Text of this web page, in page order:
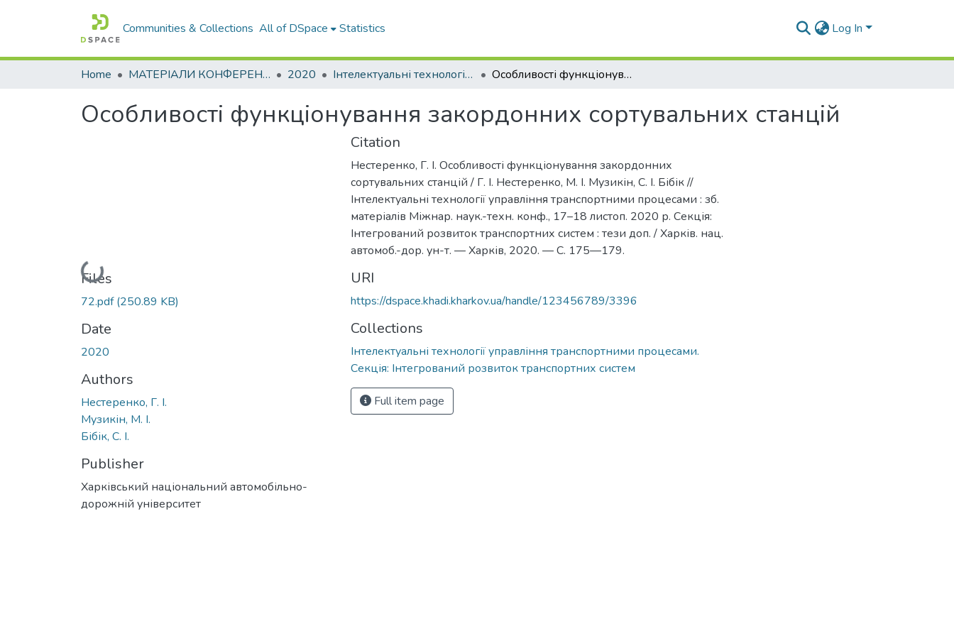
Communities & Collections All of DSpace Statistics Log In
Home МАТЕРІАЛИ КОНФЕРЕНЦІЙ 2020 Інтелектуальні технології управління транспортними процесами. Секція: Інтегрований розвиток транспортних систем Особливості функціонування закордонних сортувальних станцій
Особливості функціонування закордонних сортувальних станцій
Loading...
Files
72.pdf(250.89 KB)
Date
2020
Authors
Нестеренко, Г. І.
Музикін, М. І.
Бібік, С. І.
Publisher
Харківський національний автомобільно-
дорожній університет
Citation
Нестеренко, Г. І. Особливості функціонування закордонних
сортувальних станцій / Г. І. Нестеренко, М. І. Музикін, С. І. Бібік //
Інтелектуальні технології управління транспортними процесами : зб.
матеріалів Міжнар. наук.-техн. конф., 17–18 листоп. 2020 р. Секція:
Інтегрований розвиток транспортних систем : тези доп. / Харків. нац.
автомоб.-дор. ун-т. — Харків, 2020. — С. 175—179.
URI
https://dspace.khadi.kharkov.ua/handle/123456789/3396
Collections
Інтелектуальні технології управління транспортними процесами.
Секція: Інтегрований розвиток транспортних систем
Full item page